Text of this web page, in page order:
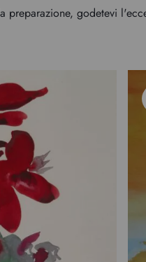
preparazione, godetevi